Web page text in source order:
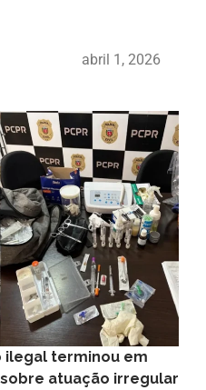
abril 1, 2026
terminou em
atuação irregular